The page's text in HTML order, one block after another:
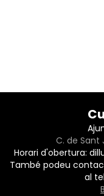
C. de Sant
Horari d'obertura:
També podeu
al